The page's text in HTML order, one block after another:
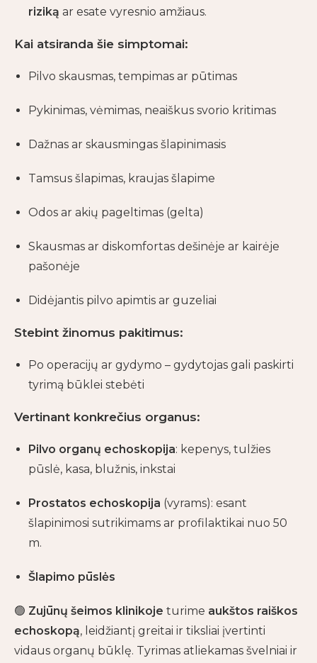
riziką ar esate vyresnio amžiaus.
Kai atsiranda šie simptomai:
Pilvo skausmas, tempimas ar pūtimas
Pykinimas, vėmimas, neaiškus svorio kritimas
Dažnas ar skausmingas šlapinimasis
Tamsus šlapimas, kraujas šlapime
Odos ar akių pageltimas (gelta)
Skausmas ar diskomfortas dešinėje ar kairėje
pašonėje
Didėjantis pilvo apimtis ar guzeliai
Stebint žinomus pakitimus:
Po operacijų ar gydymo – gydytojas gali paskirti
tyrimą būklei stebėti
Vertinant konkrečius organus:
Pilvo organų echoskopija: kepenys, tulžies
pūslė, kasa, blužnis, inkstai
Prostatos echoskopija (vyrams): esant
šlapinimosi sutrikimams ar profilaktikai nuo 50
m.
Šlapimo pūslės
🟢 Zujūnų šeimos klinikoje turime aukštos raiškos
echoskopą, leidžiantį greitai ir tiksliai įvertinti
vidaus organų būklę. Tyrimas atliekamas švelniai ir